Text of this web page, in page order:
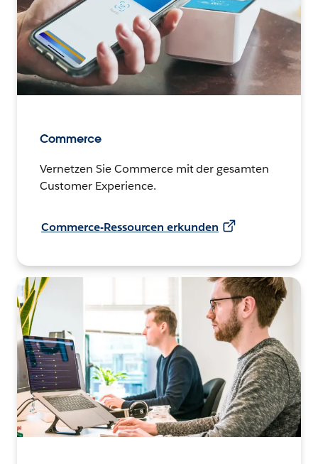
Commerce
Vernetzen Sie Commerce mit der gesamten
Customer Experience.
Commerce-Ressourcen erkunden